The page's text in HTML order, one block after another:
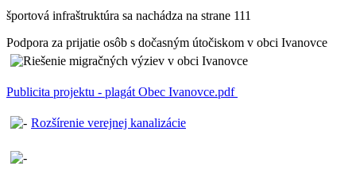
športová infraštruktúra sa nachádza na strane 111
Podpora za prijatie osôb s dočasným útočiskom v obci Ivanovce
Publicita projektu - plagát Obec Ivanovce.pdf
Rozšírenie verejnej kanalizácie